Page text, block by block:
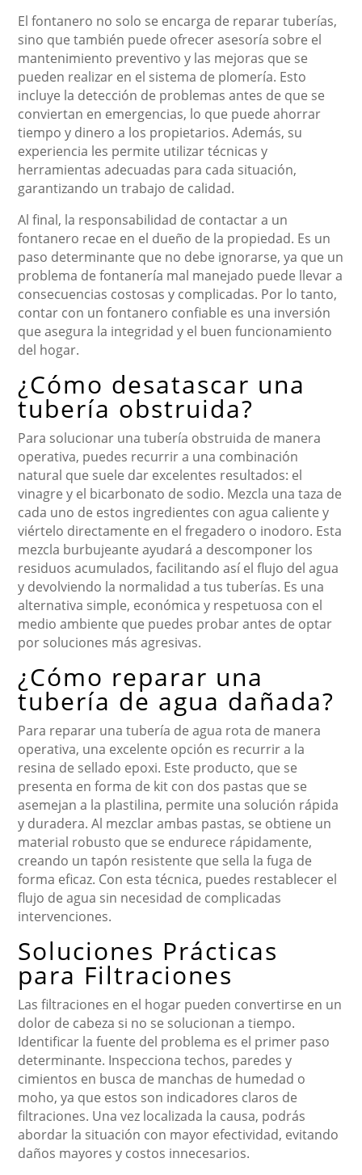
El fontanero no solo se encarga de reparar tuberías,
sino que también puede ofrecer asesoría sobre el
mantenimiento preventivo y las mejoras que se
pueden realizar en el sistema de plomería. Esto
incluye la detección de problemas antes de que se
conviertan en emergencias, lo que puede ahorrar
tiempo y dinero a los propietarios. Además, su
experiencia les permite utilizar técnicas y
herramientas adecuadas para cada situación,
garantizando un trabajo de calidad.
Al final, la responsabilidad de contactar a un
fontanero recae en el dueño de la propiedad. Es un
paso determinante que no debe ignorarse, ya que un
problema de fontanería mal manejado puede llevar a
consecuencias costosas y complicadas. Por lo tanto,
contar con un fontanero confiable es una inversión
que asegura la integridad y el buen funcionamiento
del hogar.
¿Cómo desatascar una
tubería obstruida?
Para solucionar una tubería obstruida de manera
operativa, puedes recurrir a una combinación
natural que suele dar excelentes resultados: el
vinagre y el bicarbonato de sodio. Mezcla una taza de
cada uno de estos ingredientes con agua caliente y
viértelo directamente en el fregadero o inodoro. Esta
mezcla burbujeante ayudará a descomponer los
residuos acumulados, facilitando así el flujo del agua
y devolviendo la normalidad a tus tuberías. Es una
alternativa simple, económica y respetuosa con el
medio ambiente que puedes probar antes de optar
por soluciones más agresivas.
¿Cómo reparar una
tubería de agua dañada?
Para reparar una tubería de agua rota de manera
operativa, una excelente opción es recurrir a la
resina de sellado epoxi. Este producto, que se
presenta en forma de kit con dos pastas que se
asemejan a la plastilina, permite una solución rápida
y duradera. Al mezclar ambas pastas, se obtiene un
material robusto que se endurece rápidamente,
creando un tapón resistente que sella la fuga de
forma eficaz. Con esta técnica, puedes restablecer el
flujo de agua sin necesidad de complicadas
intervenciones.
Soluciones Prácticas
para Filtraciones
Las filtraciones en el hogar pueden convertirse en un
dolor de cabeza si no se solucionan a tiempo.
Identificar la fuente del problema es el primer paso
determinante. Inspecciona techos, paredes y
cimientos en busca de manchas de humedad o
moho, ya que estos son indicadores claros de
filtraciones. Una vez localizada la causa, podrás
abordar la situación con mayor efectividad, evitando
daños mayores y costos innecesarios.